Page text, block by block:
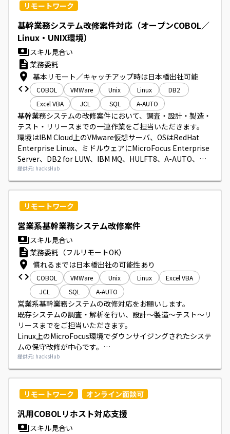
リモートワーク
基幹業務システム改修案件対応（オープンCOBOL／
Linux・UNIX環境）
スキル見合い
業務委託
基本リモート／キャッチアップ時は日本橋出社可能
COBOL VMWare Unix Linux
DB2
Excel VBA
JCL SQL A-AUTO
基幹業務システムの改修案件において、調査・設計・製造・
テスト・リリースまでの一連作業をご担当いただきます。
環境はIBM Cloud上のVMware仮想サーバ、OSはRedHat
Enterprise Linux、ミドルウェアにMicroFocus Enterprise
Server、DB2 for LUW、IBM MQ、HULFT8、A-AUTO、言
語はMF-COBOL（VS COBOL II互換）です。
ExcelVBAを使用する場面があります。
提供元: hacksHub
リモートワーク
営業系基幹業務システム改修案件
スキル見合い
業務委託（フルリモートOK）
慣れるまでは日本橋出社の可能性あり
COBOL VMWare Unix Linux
Excel VBA
JCL
SQL A-AUTO
営業系基幹業務システムの改修対応をお願いします。
既存システムの調査・解析を行い、設計～製造～テスト～リ
リースまでをご担当いただきます。
Linux上のMicroFocus環境でダウンサイジングされたシステ
ムの保守改修が中心です。
対象はMF-COBOL（VS-COBOL2互換）で構築された業務ア
プリケーションで、DB2やIBM MQ、HULFT、A-AUTOなど
のミドルウェアを使用します。
提供元: hacksHub
リモートワーク オンライン面談可
汎用COBOLリホスト対応支援
スキル見合い